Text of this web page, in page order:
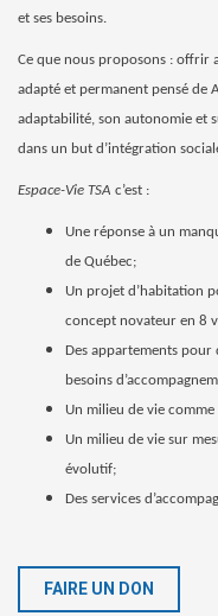
et ses besoins.
Ce que nous proposons : offrir
adapté et permanent pensé de
adaptabilité, son autonomie et
dans un but d’intégration
Espace-Vie TSA c’est :
Une réponse à un
de Québec;
Un projet d’habitation
concept novateur en 8
Des appartements pour
besoins
Un milieu de vie
Un milieu de vie sur
évolutif;
Des services
FAIRE UN DON